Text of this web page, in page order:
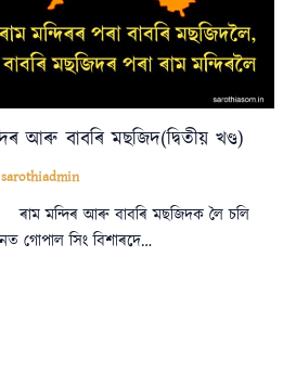
আৰু বাবৰি মছজিদ(দ্বিতীয় খণ্ড)
sarothiadmin
ৰাম মন্দিৰ আৰু বাবৰি মছজিদক লৈ চলি
গোপাল সিং বিশাৰদে…